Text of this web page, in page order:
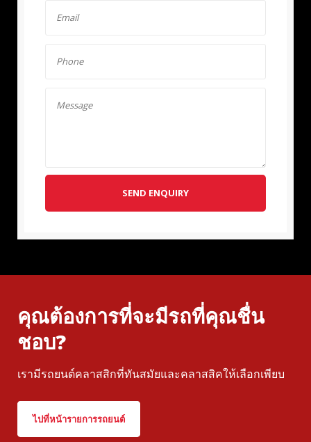
SEND ENQUIRY
คุณต้องการที่จะมีรถที่คุณชื่น
ชอบ?
เรามีรถยนต์คลาสสิกที่ทันสมัยและคลาสสิคให้เลือกเพียบ
ไปที่หน้ารายการรถยนต์